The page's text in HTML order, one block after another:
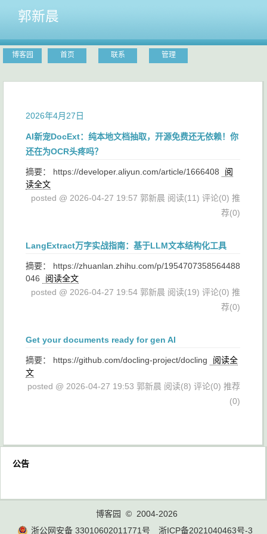
郭新晨
博客园 首页 联系 管理
2026年4月27日
AI新宠DocExt：纯本地文档抽取，开源免费还无依赖！你
还在为OCR头疼吗？
摘要： https://developer.aliyun.com/article/1666408
阅
读全文
posted @ 2026-04-27 19:57 郭新晨 阅读(11) 评论(0) 推
荐(0)
LangExtract万字实战指南：基于LLM文本结构化工具
摘要： https://zhuanlan.zhihu.com/p/1954707358564488
046
阅读全文
posted @ 2026-04-27 19:54 郭新晨 阅读(19) 评论(0) 推
荐(0)
Get your documents ready for gen AI
摘要： https://github.com/docling-project/docling
阅读全
文
posted @ 2026-04-27 19:53 郭新晨 阅读(8) 评论(0) 推荐
(0)
公告
博客园
© 2004-2026
浙公网安备 33010602011771号
浙ICP备2021040463号-3